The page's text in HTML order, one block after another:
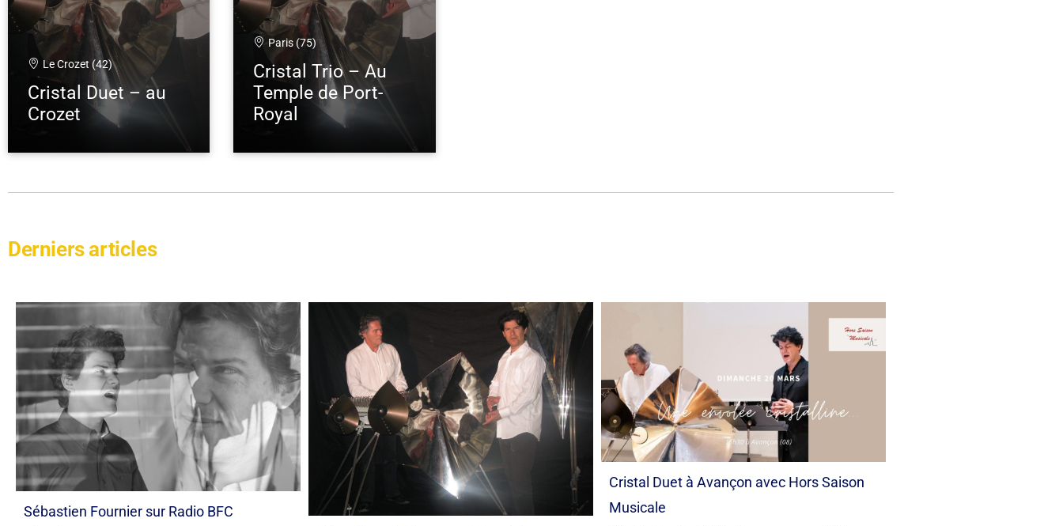
Le Crozet (42)
Cristal Duet – au
Crozet
Paris (75)
Cristal Trio – Au
Temple de Port-
Royal
Derniers articles
Sébastien Fournier sur Radio BFC
Cristal Duet à Avançon avec Hors Saison
Musicale